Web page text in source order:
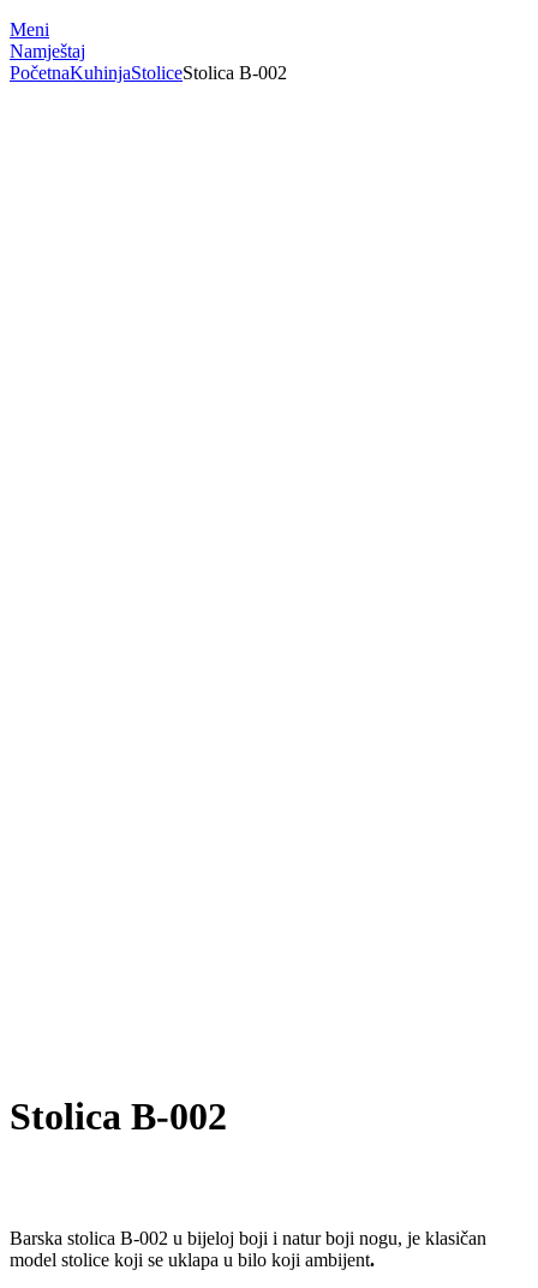
Meni
Namještaj
PočetnaKuhinjaStoliceStolica B-002
Stolica B-002
Barska stolica B-002 u bijeloj boji i natur boji nogu, je klasičan
model stolice koji se uklapa u bilo koji ambijent.